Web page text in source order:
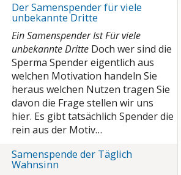
Der Samenspender für viele
unbekannte Dritte
Ein Samenspender Ist Für viele
unbekannte Dritte Doch wer sind die
Sperma Spender eigentlich aus
welchen Motivation handeln Sie
heraus welchen Nutzen tragen Sie
davon die Frage stellen wir uns
hier. Es gibt tatsächlich Spender die
rein aus der Motiv…
Samenspende der Täglich
Wahnsinn